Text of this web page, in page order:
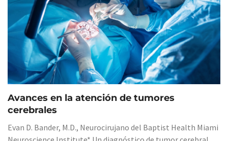
Avances en la atención de tumores
cerebrales
Evan D. Bander, M.D., Neurocirujano del Baptist Health Miami